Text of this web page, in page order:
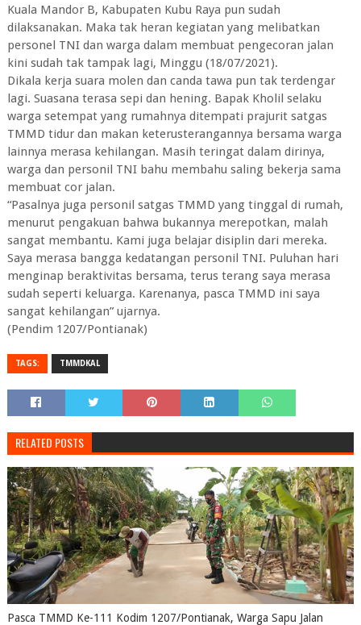
Kuala Mandor B, Kabupaten Kubu Raya pun sudah
dilaksanakan. Maka tak heran kegiatan yang melibatkan
personel TNI dan warga dalam membuat pengecoran jalan
kini sudah tak tampak lagi, Minggu (18/07/2021).
Dikala kerja suara molen dan canda tawa pun tak terdengar
lagi. Suasana terasa sepi dan hening. Bapak Kholil selaku
warga setempat yang rumahnya ditempati prajurit satgas
TMMD tidur dan makan keterusterangannya bersama warga
lainnya merasa kehilangan. Masih teringat dalam dirinya,
warga dan personil TNI bahu membahu saling bekerja sama
membuat cor jalan.
“Pasalnya juga personil satgas TMMD yang tinggal di rumah,
menurut pengakuan bahwa bukannya merepotkan, malah
sangat membantu. Kami juga belajar disiplin dari mereka.
Saya merasa bangga kedatangan personil TNI. Puluhan hari
menginap beraktivitas bersama, terus terang saya merasa
sudah seperti keluarga. Karenanya, pasca TMMD ini saya
sangat kehilangan” ujarnya.
(Pendim 1207/Pontianak)
TAGS: TMMDKAL
RELATED POSTS
Pasca TMMD Ke-111 Kodim 1207/Pontianak, Warga Sapu Jalan